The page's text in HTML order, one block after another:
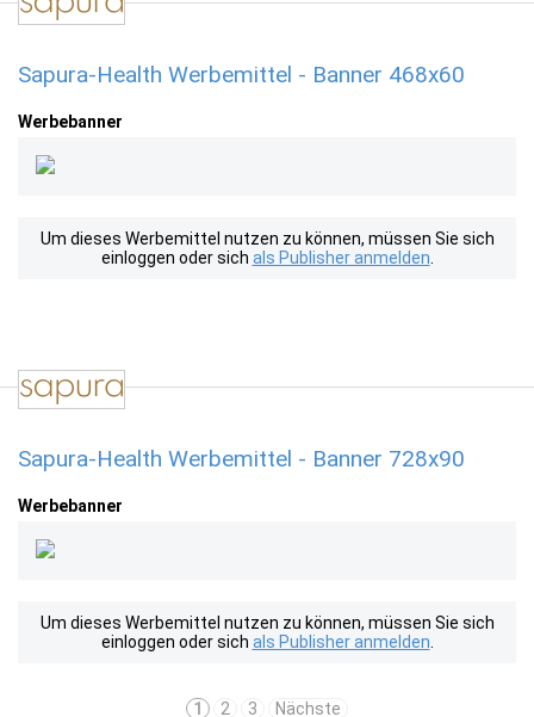
Sapura-Health Werbemittel - Banner 468x60
Werbebanner
Um dieses Werbemittel nutzen zu können, müssen Sie sich
einloggen oder sich als Publisher anmelden
Sapura-Health Werbemittel - Banner 728x90
Werbebanner
Um dieses Werbemittel nutzen zu können, müssen Sie sich
einloggen oder sich als Publisher anmelden
1 2 3 Nächste